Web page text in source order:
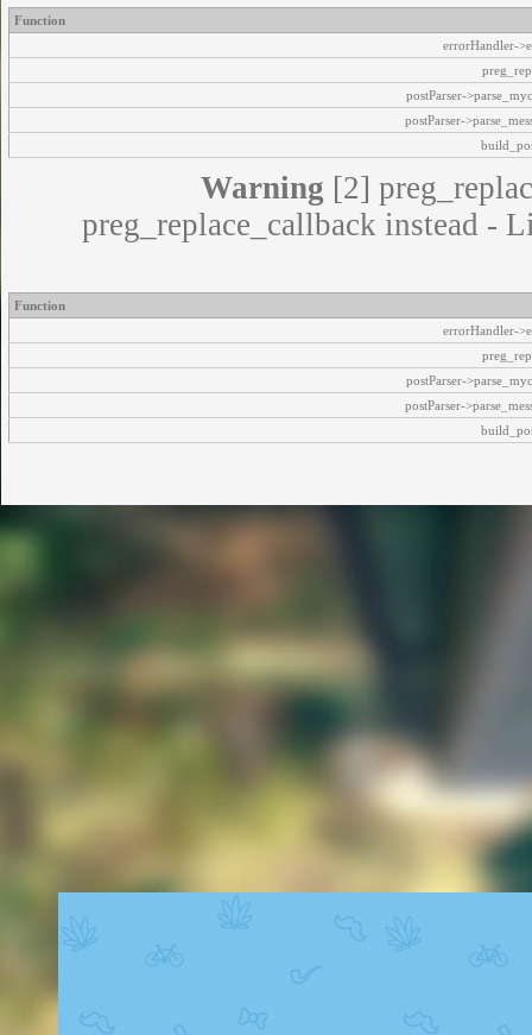
Function
errorHandler-
postParser-
postParser-
Warning [2]
preg_replace_callback instead -
Function
errorHandler-
postParser-
postParser-